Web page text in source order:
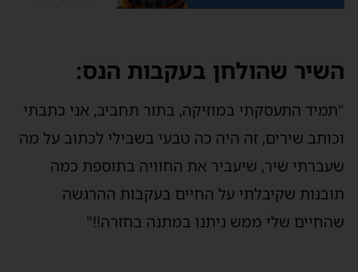
שהולחן בעקבות הנס:
התעסקתי במוזיקה, בתור תחביב, אני כתבתי
שירים, זה היה כה טבעי בשבילי לכתוב על מה
שיר, שיעביר את החוויה בתוספת כמה
שקיבלתי על החיים בעקבות ההרגשה
שלי ממש ניתנו במתנה בחזרה!!"